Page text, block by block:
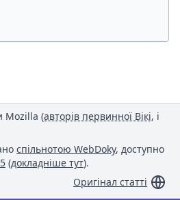
Mozilla (авторів первинної Вікі, і
спільнотою WebDoky, доступно
(докладніше тут).
Оригінал статті